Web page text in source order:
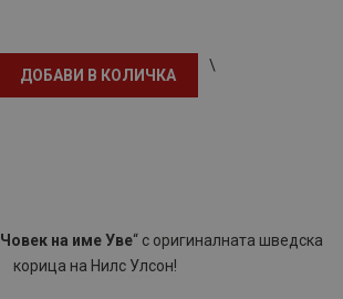
ДОБАВИ В КОЛИЧКА
\
Човек на име Уве“ с оригиналната шведска
корица на Нилс Улсон!